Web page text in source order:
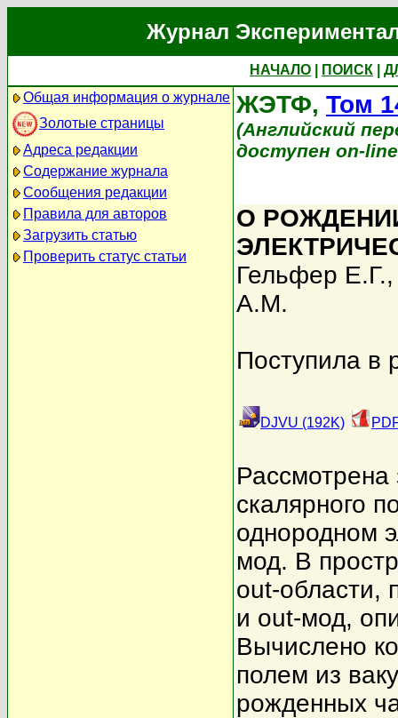
Журнал
НАЧАЛО ПОИСК
Общая информация о журнале
Золотые страницы
Адреса редакции
Содержание журнала
Сообщения редакции
Правила для авторов
Загрузить статью
Проверить статус статьи
ЖЭТФ, Том
(Английский
доступен on-
О
Гельфер Е.Г.
А.М.
Поступила в
DJVU (192K)
Рассмотрена
скалярного
однородном
мод. В
out-области,
и out-мод,
Вычислено
полем из
рожденных